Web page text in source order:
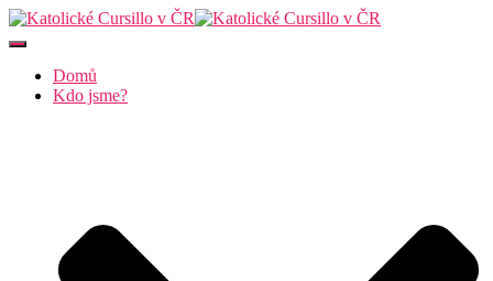
Přepnout
navigaciDomů
Kdo jsme?